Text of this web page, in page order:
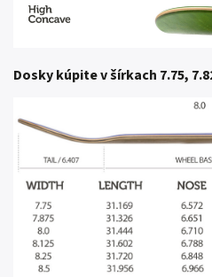
Dosky kúpite v šírkach 7.75,